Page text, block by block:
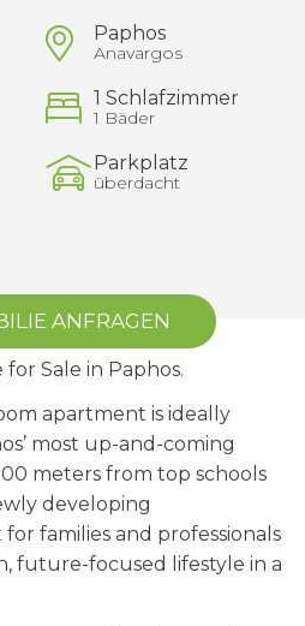
Paphos
Anavargos
1 Schlafzimmer
1 Bäder
Parkplatz
überdacht
ANFRAGEN
Sale in Paphos.
apartment is ideally
most up-and-coming
meters from top schools
developing
families and professionals
future-focused lifestyle in a